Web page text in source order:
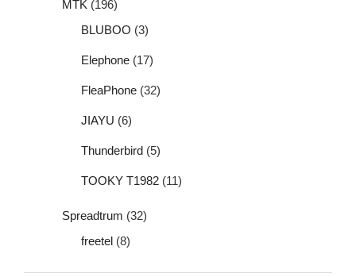
MTK (196)
BLUBOO (3)
Elephone (17)
FleaPhone (32)
JIAYU (6)
Thunderbird (5)
TOOKY T1982 (11)
Spreadtrum (32)
freetel (8)